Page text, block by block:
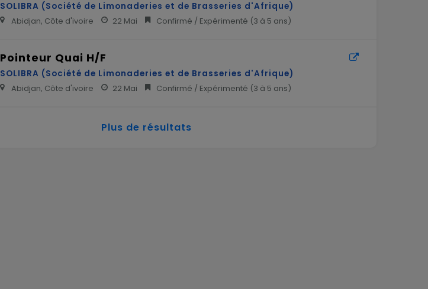
SOLIBRA (Société de Limonaderies et de Brasseries d'Afrique)
Abidjan, Côte d'ivoire
22 Mai Confirmé / Expérimenté (3 à 5 ans)
Pointeur Quai H/F
SOLIBRA (Société de Limonaderies et de Brasseries d'Afrique)
Abidjan, Côte d'ivoire
22 Mai Confirmé / Expérimenté (3 à 5 ans)
Plus de résultats